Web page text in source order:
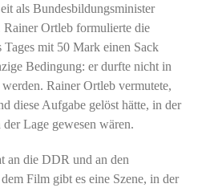
als Bundesbildungsminister
Rainer Ortleb formulierte die
mit 50 Mark einen Sack
Bedingung: er durfte nicht in
Rainer Ortleb vermutete,
diese Aufgabe gelöst hätte, in der
Lage gewesen wären.
an die DDR und an den
Film gibt es eine Szene, in der